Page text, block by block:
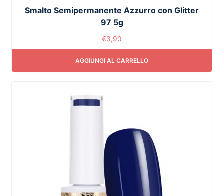
Smalto Semipermanente Azzurro con Glitter
97 5g
€3,90
AGGIUNGI AL CARRELLO